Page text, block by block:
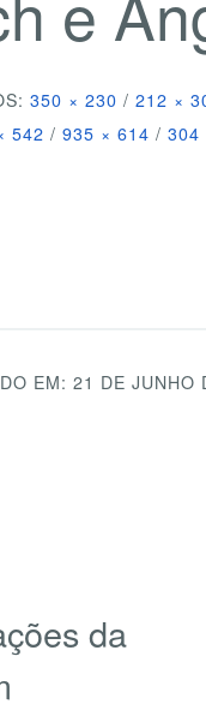
350 × 230 / 212 ×
542 / 935 × 614 / 304
EM: 21 DE JUNHO
da